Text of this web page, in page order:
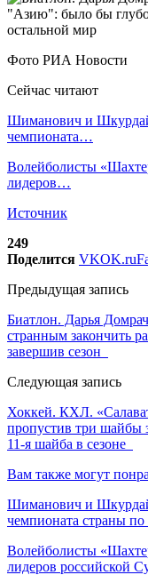
Фото РИА Новости
Сейчас читают
Шиманович и
чемпионата…
Волейболисты
лидеров…
Источник
249
Поделится VKOK.ru
Предыдущая запись
Биатлон. Дарья
странным закончить
завершив сезон
Следующая запись
Хоккей. КХЛ.
пропустив три шайбы
11-я шайба в сезоне
Вам также могут
Шиманович и
чемпионата страны
Волейболисты
лидеров российской